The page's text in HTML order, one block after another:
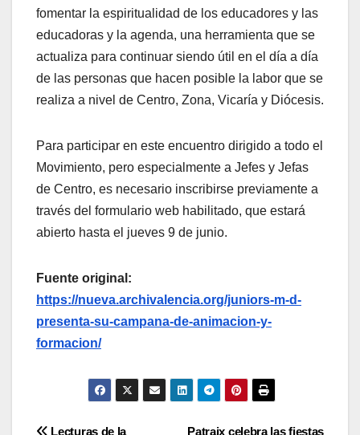
fomentar la espiritualidad de los educadores y las
educadoras y la agenda, una herramienta que se
actualiza para continuar siendo útil en el día a día
de las personas que hacen posible la labor que se
realiza a nivel de Centro, Zona, Vicaría y Diócesis.
Para participar en este encuentro dirigido a todo el
Movimiento, pero especialmente a Jefes y Jefas
de Centro, es necesario inscribirse previamente a
través del formulario web habilitado, que estará
abierto hasta el jueves 9 de junio.
Fuente original:
https://nueva.archivalencia.org/juniors-m-d-
presenta-su-campana-de-animacion-y-
formacion/
Patraix celebra las fiestas
Lecturas de la